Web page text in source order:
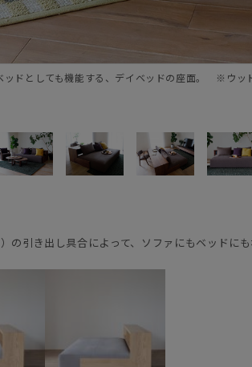
ッドとしても機能する、デイベッドの座面。 ※ウッ
の引き出し具合によって、ソファにもベッドに